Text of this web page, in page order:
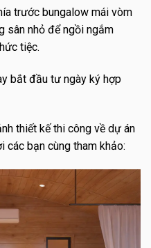
trước bungalow mái vòm
sân nhỏ để ngồi ngắm
tiệc.
bắt đầu tư ngày ký hợp
thiết kế thi công về dự án
các bạn cùng tham khảo: